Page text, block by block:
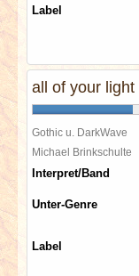
Label
all of your light
Gothic u. DarkWave
Michael Brinkschulte
Interpret/Band
Unter-Genre
Label